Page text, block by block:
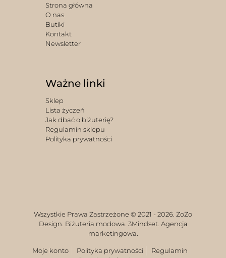
Strona główna
O nas
Butiki
Kontakt
Newsletter
Ważne linki
Sklep
Lista życzeń
Jak dbać o biżuterię?
Regulamin sklepu
Polityka prywatności
Wszystkie Prawa Zastrzeżone © 2021 - 2026. ZoZo
Design. Biżuteria modowa. 3Mindset. Agencja
marketingowa.
Moje konto Polityka prywatności
Regulamin